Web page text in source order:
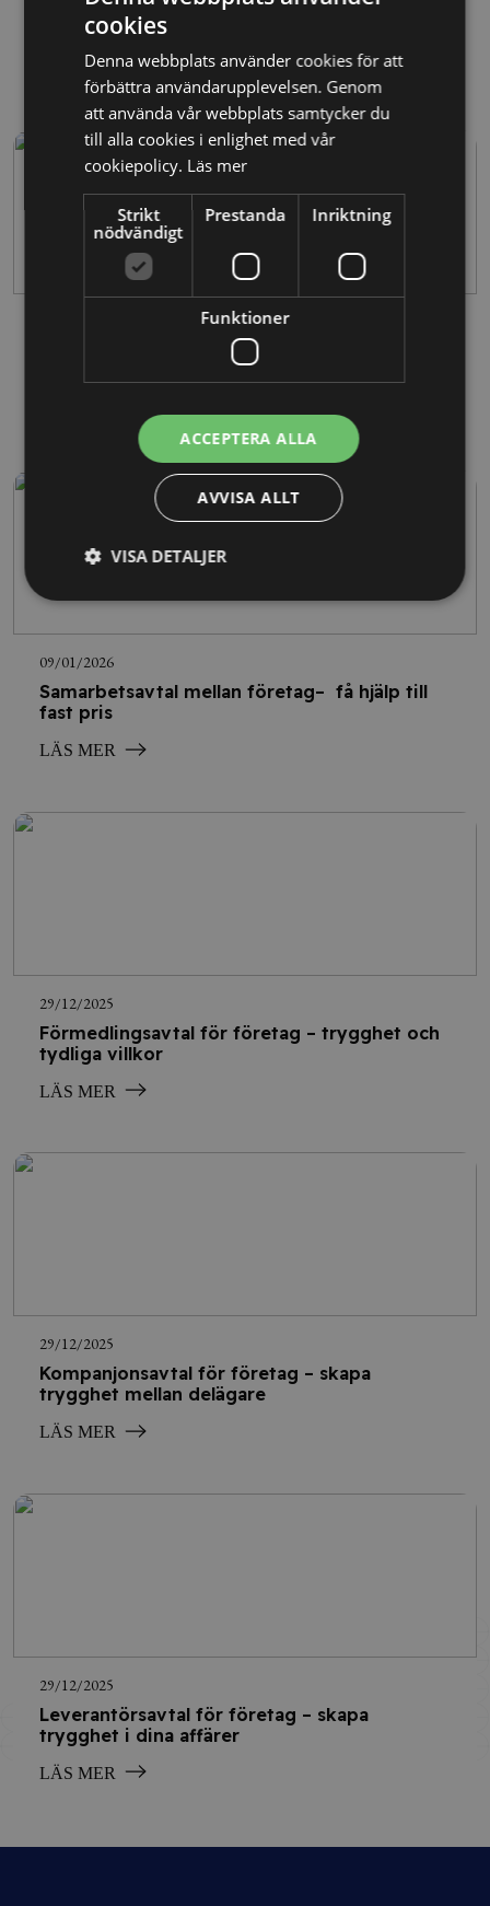
Allmänna villkor för företag – skapa tydlighet
och trygghet
LÄS MER
Offertmall för företag – skapa snygga och
professionella offerter
09/01/2026
Samarbetsavtal mellan företag– få hjälp till
fast pris
LÄS MER
29/12/2025
Förmedlingsavtal för företag – trygghet och
tydliga villkor
LÄS MER
29/12/2025
Kompanjonsavtal för företag – skapa
trygghet mellan delägare
LÄS MER
29/12/2025
Leverantörsavtal för företag – skapa
trygghet i dina affärer
LÄS MER
cookies
Denna webbplats använder cookies för att
förbättra användarupplevelsen. Genom
att använda vår webbplats samtycker du
till alla cookies i enlighet med vår
cookiepolicy. Läs mer
Strikt
nödvändigt
Prestanda Inriktning
Funktioner
ACCEPTERA ALLA
AVVISA ALLT
VISA DETALJER